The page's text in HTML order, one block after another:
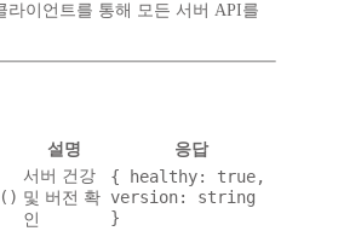
라이언트를 통해 모든 서버 API를
설명 응답
서버 건강
및 버전 확
인
{ healthy: true,
version: string
}